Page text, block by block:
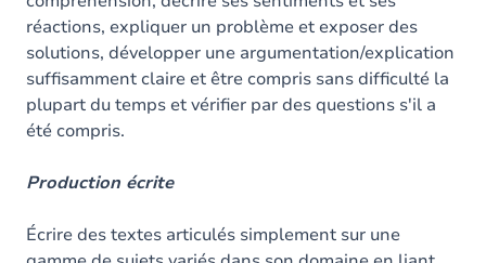
réactions, expliquer un problème et exposer des
solutions, développer une argumentation/explication
suffisamment claire et être compris sans difficulté la
plupart du temps et vérifier par des questions s'il a
été compris.
Production écrite
Écrire des textes articulés simplement sur une